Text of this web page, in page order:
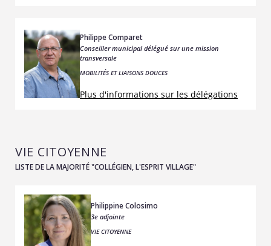
Philippe Comparet
Conseiller municipal délégué sur une mission
transversale
MOBILITÉS ET LIAISONS DOUCES
Plus d'informations sur les délégations
VIE CITOYENNE
LISTE DE LA MAJORITÉ "COLLÉGIEN, L'ESPRIT VILLAGE"
Philippine Colosimo
3e adjointe
VIE CITOYENNE